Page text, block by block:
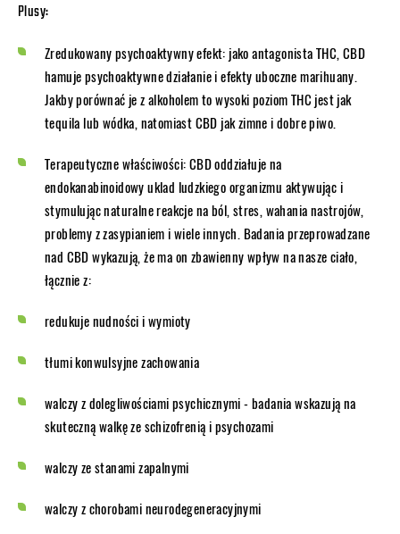
Plusy:
Zredukowany psychoaktywny efekt: jako antagonista THC, CBD
hamuje psychoaktywne działanie i efekty uboczne marihuany.
Jakby porównać je z alkoholem to wysoki poziom THC jest jak
tequila lub wódka, natomiast CBD jak zimne i dobre piwo.
Terapeutyczne właściwości: CBD oddziałuje na
endokanabinoidowy uklad ludzkiego organizmu aktywując i
stymulując naturalne reakcje na ból, stres, wahania nastrojów,
problemy z zasypianiem i wiele innych. Badania przeprowadzane
nad CBD wykazują, że ma on zbawienny wpływ na nasze ciało,
łącznie z:
redukuje nudności i wymioty
tłumi konwulsyjne zachowania
walczy z dolegliwościami psychicznymi - badania wskazują na
skuteczną walkę ze schizofrenią i psychozami
walczy ze stanami zapalnymi
walczy z chorobami neurodegeneracyjnymi